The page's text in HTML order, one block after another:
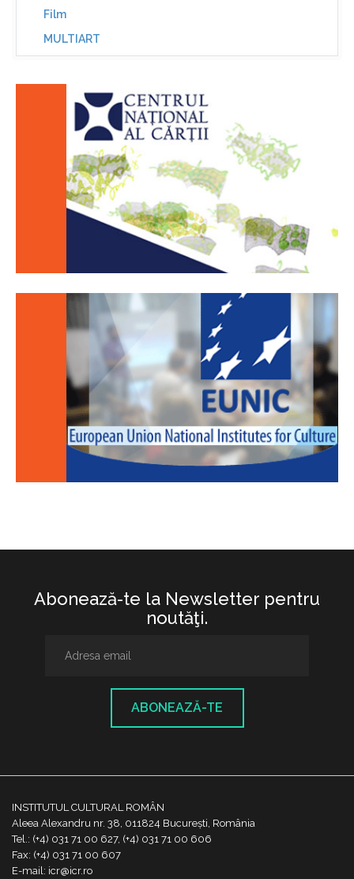
Film
MULTIART
Abonează-te la Newsletter pentru
noutăţi.
ABONEAZĂ-TE
INSTITUTUL CULTURAL ROMÂN
Aleea Alexandru nr. 38, 011824 București, România
Tel.: (+4) 031 71 00 627, (+4) 031 71 00 606
Fax: (+4) 031 71 00 607
E-mail: icr@icr.ro